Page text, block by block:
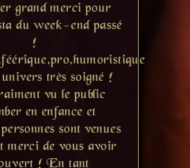
grand merci pour
du week-end passé
!
très soigné !
vu le public
en enfance et
sont venues
merci de vous avoir
! En tant